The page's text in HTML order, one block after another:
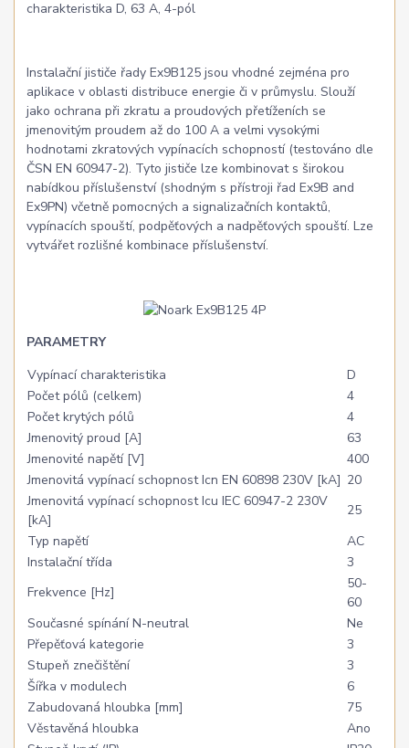
charakteristika D, 63 A, 4-pól
Instalační jističe řady Ex9B125 jsou vhodné zejména pro
aplikace v oblasti distribuce energie či v průmyslu. Slouží
jako ochrana při zkratu a proudových přetíženích se
jmenovitým proudem až do 100 A a velmi vysokými
hodnotami zkratových vypínacích schopností (testováno dle
ČSN EN 60947-2). Tyto jističe lze kombinovat s širokou
nabídkou příslušenství (shodným s přístroji řad Ex9B and
Ex9PN) včetně pomocných a signalizačních kontaktů,
vypínacích spouští, podpěťových a nadpěťových spouští. Lze
vytvářet rozlišné kombinace příslušenství.
PARAMETRY
Vypínací charakteristika
D
Počet pólů (celkem)
4
Počet krytých pólů
4
Jmenovitý proud [A]
63
Jmenovité napětí [V]
400
Jmenovitá vypínací schopnost Icn EN 60898 230V [kA] 20
Jmenovitá vypínací schopnost Icu IEC 60947-2 230V
[kA]
25
Typ napětí
AC
Instalační třída
3
Frekvence [Hz]
50-
60
Současné spínání N-neutral
Ne
Přepěťová kategorie
3
Stupeň znečištění
3
Šířka v modulech
6
Zabudovaná hloubka [mm]
75
Věstavěná hloubka
Ano